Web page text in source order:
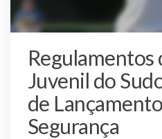
Regulamentos
Juvenil do
de
Segurança